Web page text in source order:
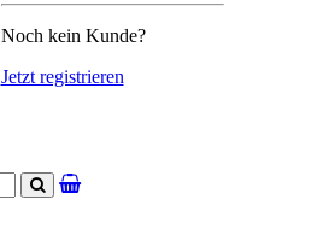
Noch kein Kunde?
Jetzt registrieren
Suchen